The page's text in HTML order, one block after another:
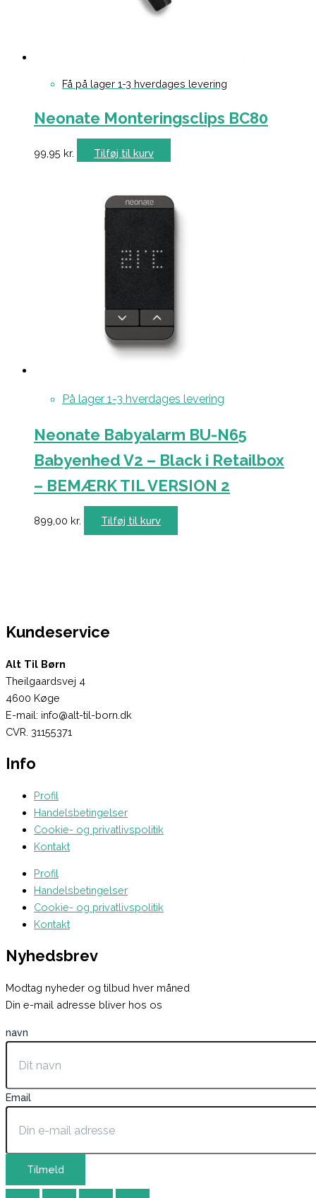
Få på lager 1-3 hverdages levering
Neonate Monteringsclips BC80
99,95 kr. Tilføj til kurv
På lager 1-3 hverdages levering
Neonate Babyalarm BU-N65
Babyenhed V2 – Black i Retailbox
– BEMÆRK TIL VERSION 2
899,00 kr. Tilføj til kurv
Kundeservice
Alt Til Børn
Theilgaardsvej 4
4600 Køge
E-mail: info@alt-til-born.dk
CVR. 31155371
Info
Profil
Handelsbetingelser
Cookie- og privatlivspolitik
Kontakt
Profil
Handelsbetingelser
Cookie- og privatlivspolitik
Kontakt
Nyhedsbrev
Modtag nyheder og tilbud hver måned
Din e-mail adresse bliver hos os
navn
Email
Tilmeld